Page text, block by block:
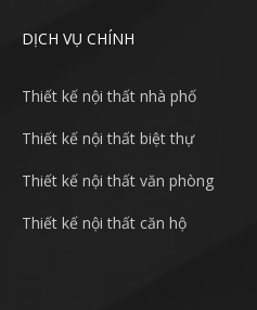
DỊCH VỤ CHÍNH
Thiết kế nội thất nhà phố
Thiết kế nội thất biệt thự
Thiết kế nội thất văn phòng
Thiết kế nội thất căn hộ